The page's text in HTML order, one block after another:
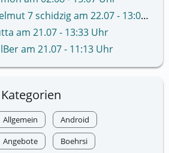
helmut 7 schidzig am 22.07 - 13:02 Uhr
am 21.07 - 13:33 Uhr
am 21.07 - 11:13 Uhr
Kategorien
Allgemein
Android
Angebote
Boehrsi